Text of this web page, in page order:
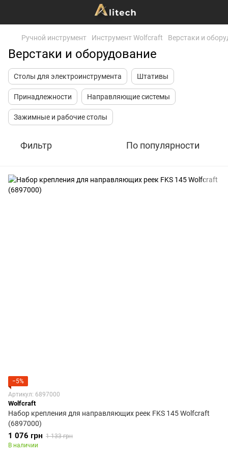
Ручной инструмент Инструмент Wolfcraft Верстаки и
Верстаки и оборудование
Столы для электроинструмента Штативы
Принадлежности Направляющие системы
Зажимные и рабочие столы
Фильтр По популярности
−5%
Артикул: 6897000
Wolfcraft
Набор крепления для направляющих реек FKS 145 Wolfcraft
(6897000)
1 076 грн 1 133 грн
В наличии